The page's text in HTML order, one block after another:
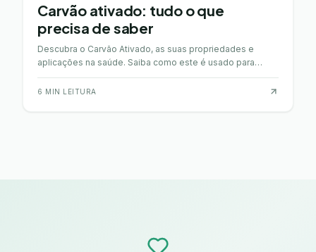
Carvão ativado: tudo o que
precisa de saber
Descubra o Carvão Ativado, as suas propriedades e
aplicações na saúde. Saiba como este é usado para
limpeza da pele, branqueamento dentário e
desintoxicação.
6 MIN LEITURA